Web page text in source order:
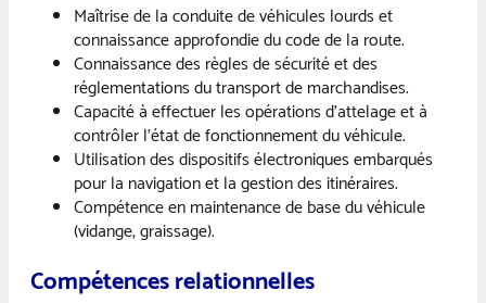
Maîtrise de la conduite de véhicules lourds et
connaissance approfondie du code de la route.
Connaissance des règles de sécurité et des
réglementations du transport de marchandises.
Capacité à effectuer les opérations d’attelage et à
contrôler l’état de fonctionnement du véhicule.
Utilisation des dispositifs électroniques embarqués
pour la navigation et la gestion des itinéraires.
Compétence en maintenance de base du véhicule
(vidange, graissage).
Compétences relationnelles